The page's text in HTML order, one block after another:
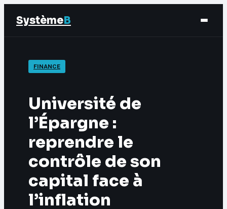
SystèmeB
Finance
Éducation & Emploi
Marketing
FINANCE
Université de
l’Épargne :
reprendre le
contrôle de son
capital face à
l’inflation